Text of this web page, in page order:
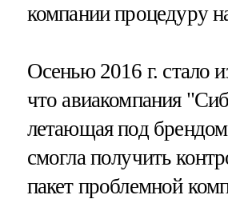
компании процедуру
Осенью 2016 г. стало
что авиакомпания
летающая под
смогла получить
пакет проблемной